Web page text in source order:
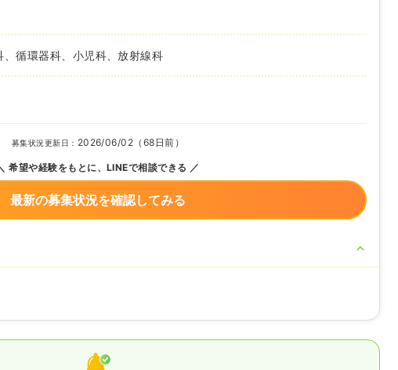
循環器科、小児科、放射線科
募集状況更新日： 2026/06/02（68日前）
希望や経験をもとに、LINEで相談できる
最新の募集状況を確認してみる